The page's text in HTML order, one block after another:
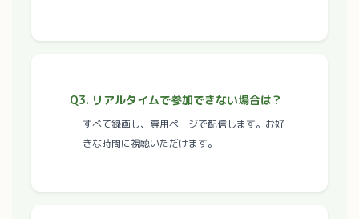
Q3. リアルタイムで参加できない場合は？
すべて録画し、専用ページで配信します。お好
きな時間に視聴いただけます。